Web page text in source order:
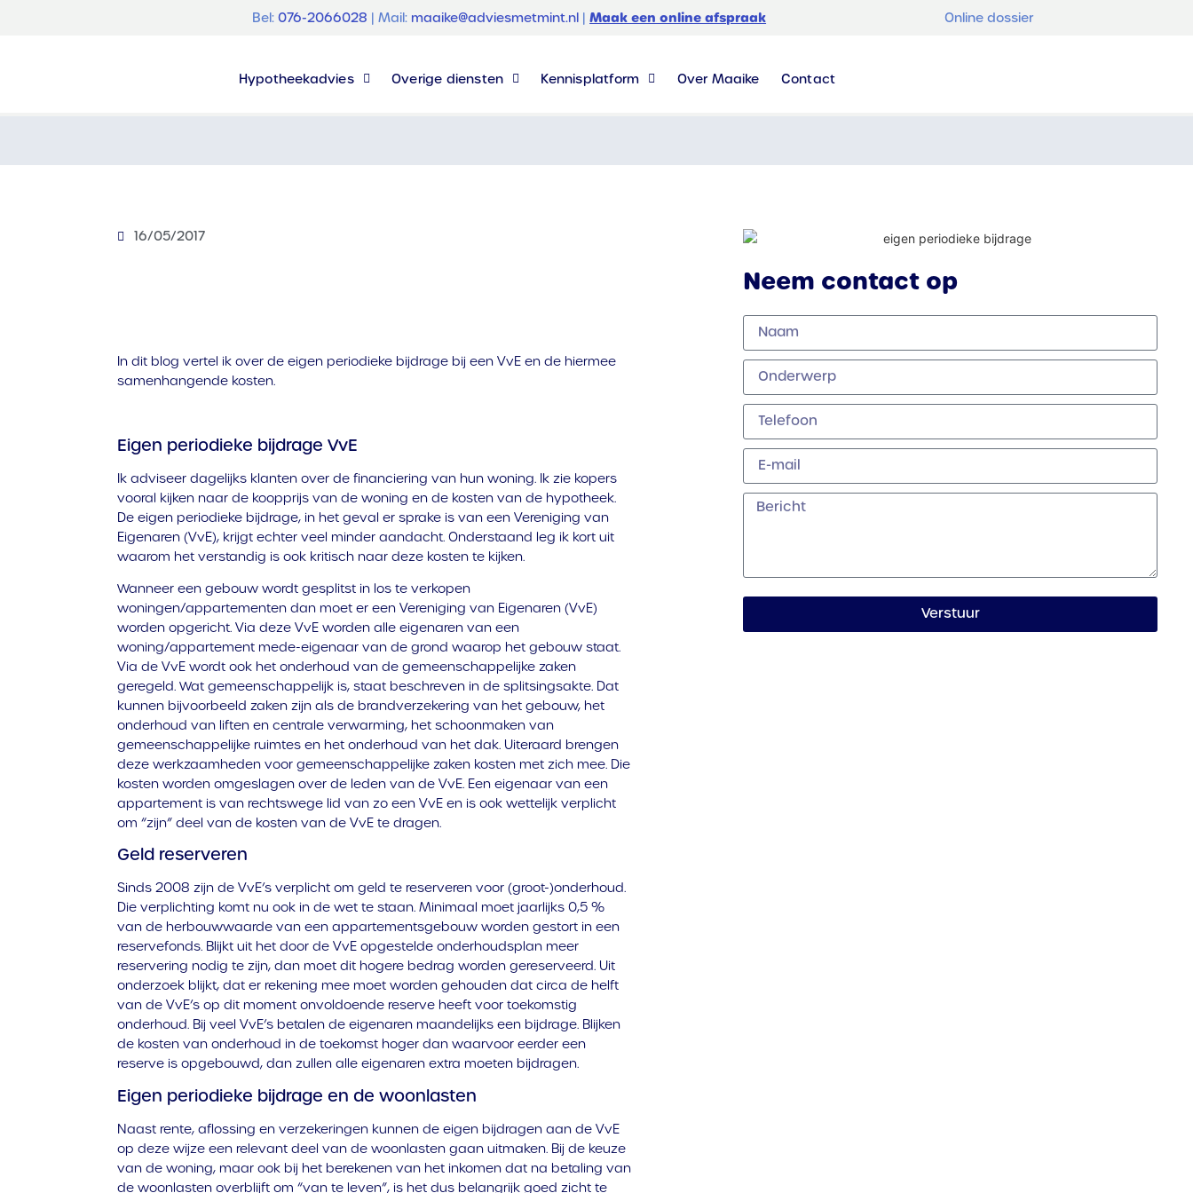
Bel:076-2066028 | Mail: maaike@adviesmetmint.nl |Maak een online afspraak Online dossier
Hypotheekadvies Overige diensten Kennisplatform Over Maaike Contact
16/05/2017
In dit blog vertel ik over de eigen periodieke bijdrage bij een VvE en de hiermee
samenhangende kosten.
Eigen periodieke bijdrage VvE
Ik adviseer dagelijks klanten over de financiering van hun woning. Ik zie kopers
vooral kijken naar de koopprijs van de woning en de kosten van de hypotheek.
De eigen periodieke bijdrage, in het geval er sprake is van een Vereniging van
Eigenaren (VvE), krijgt echter veel minder aandacht. Onderstaand leg ik kort uit
waarom het verstandig is ook kritisch naar deze kosten te kijken.
Wanneer een gebouw wordt gesplitst in los te verkopen
woningen/appartementen dan moet er een Vereniging van Eigenaren (VvE)
worden opgericht. Via deze VvE worden alle eigenaren van een
woning/appartement mede-eigenaar van de grond waarop het gebouw staat.
Via de VvE wordt ook het onderhoud van de gemeenschappelijke zaken
geregeld. Wat gemeenschappelijk is, staat beschreven in de splitsingsakte. Dat
kunnen bijvoorbeeld zaken zijn als de brandverzekering van het gebouw, het
onderhoud van liften en centrale verwarming, het schoonmaken van
gemeenschappelijke ruimtes en het onderhoud van het dak. Uiteraard brengen
deze werkzaamheden voor gemeenschappelijke zaken kosten met zich mee. Die
kosten worden omgeslagen over de leden van de VvE. Een eigenaar van een
appartement is van rechtswege lid van zo een VvE en is ook wettelijk verplicht
om “zijn” deel van de kosten van de VvE te dragen.
Geld reserveren
Sinds 2008 zijn de VvE’s verplicht om geld te reserveren voor (groot-)onderhoud.
Die verplichting komt nu ook in de wet te staan. Minimaal moet jaarlijks 0,5 %
van de herbouwwaarde van een appartementsgebouw worden gestort in een
reservefonds. Blijkt uit het door de VvE opgestelde onderhoudsplan meer
reservering nodig te zijn, dan moet dit hogere bedrag worden gereserveerd. Uit
onderzoek blijkt, dat er rekening mee moet worden gehouden dat circa de helft
van de VvE’s op dit moment onvoldoende reserve heeft voor toekomstig
onderhoud. Bij veel VvE’s betalen de eigenaren maandelijks een bijdrage. Blijken
de kosten van onderhoud in de toekomst hoger dan waarvoor eerder een
reserve is opgebouwd, dan zullen alle eigenaren extra moeten bijdragen.
Eigen periodieke bijdrage en de woonlasten
Naast rente, aflossing en verzekeringen kunnen de eigen bijdragen aan de VvE
op deze wijze een relevant deel van de woonlasten gaan uitmaken. Bij de keuze
van de woning, maar ook bij het berekenen van het inkomen dat na betaling van
de woonlasten overblijft om “van te leven”, is het dus belangrijk goed zicht te
Neem contact op
Verstuur